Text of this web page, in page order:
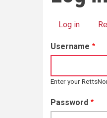
tabs
Log in (active
Username
Enter your
Password